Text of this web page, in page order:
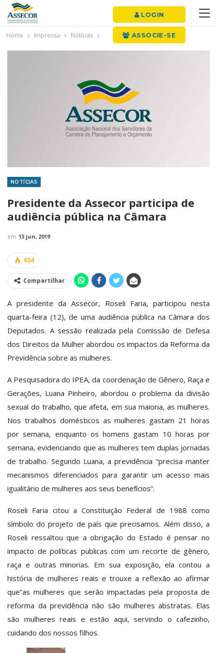
LOGIN
ASSOCIE-SE
Home Imprensa Notícias
NOTÍCIAS
Presidente da Assecor participa de
audiência pública na Câmara
em 13 jun, 2019
654
Compartilhar
A presidente da Assecor, Roseli Faria, participou nesta
quarta-feira (12), de uma audiência pública na Câmara dos
Deputados. A sessão realizada pela Comissão de Defesa
dos Direitos da Mulher abordou os impactos da Reforma da
Previdência sobre as mulheres.
A Pesquisadora do IPEA, da coordenação de Gênero, Raça e
Gerações, Luana Pinheiro, abordou o problema da divisão
sexual do trabalho, que afeta, em sua maioria, as mulheres.
Nos trabalhos domésticos as mulheres gastam 21 horas
por semana, enquanto os homens gastam 10 horas por
semana, evidenciando que as mulheres tem duplas jornadas
de trabalho. Segundo Luana, a previdência “precisa manter
mecanismos diferenciados para garantir um acesso mais
igualitário de mulheres aos seus benefícios”.
Roseli Faria citou a Constituição Federal de 1988 como
símbolo do projeto de país que precisamos. Além disso, a
Roseli ressaltou que a obrigação do Estado é pensar no
impacto de políticas publicas com um recorte de gênero,
raça e outras minorias. Em sua exposição, ela contou a
história de mulheres reais e trouxe a reflexão ao afirmar
que”as mulheres que serão impactadas pela proposta de
reforma da previdência não são mulheres abstratas. Elas
são mulheres reais e estão aqui, servindo o cafezinho,
cuidando dos nossos filhos.